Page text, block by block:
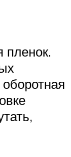
пленок.